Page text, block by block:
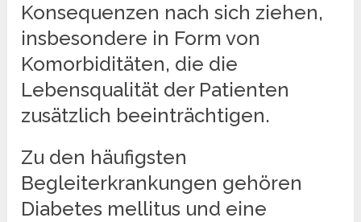
Konsequenzen nach sich ziehen,
insbesondere in Form von
Komorbiditäten, die die
Lebensqualität der Patienten
zusätzlich beeinträchtigen.
Zu den häufigsten
Begleiterkrankungen gehören
Diabetes mellitus und eine